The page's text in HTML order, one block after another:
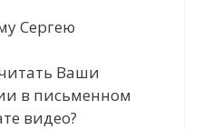
Сергею
Ваши
в письменном
видео?